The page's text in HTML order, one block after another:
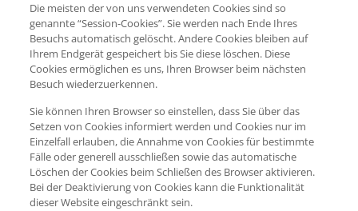
Die meisten der von uns verwendeten Cookies sind so
genannte “Session-Cookies”. Sie werden nach Ende Ihres
Besuchs automatisch gelöscht. Andere Cookies bleiben auf
Ihrem Endgerät gespeichert bis Sie diese löschen. Diese
Cookies ermöglichen es uns, Ihren Browser beim nächsten
Besuch wiederzuerkennen.
Sie können Ihren Browser so einstellen, dass Sie über das
Setzen von Cookies informiert werden und Cookies nur im
Einzelfall erlauben, die Annahme von Cookies für bestimmte
Fälle oder generell ausschließen sowie das automatische
Löschen der Cookies beim Schließen des Browser aktivieren.
Bei der Deaktivierung von Cookies kann die Funktionalität
dieser Website eingeschränkt sein.